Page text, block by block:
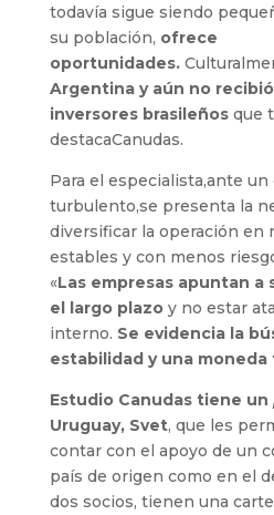
todavía sigue siendo
su población, ofrece
oportunidades.
Argentina y aún no
inversores brasileños que
destacaCanudas.
Para el especialista,ante
turbulento,se presenta la
diversificar la operación en
estables y con menos
«Las empresas apuntan a
el largo plazo y no estar
interno. Se evidencia la
estabilidad y una
Estudio Canudas tiene un
Uruguay,Svet, que les
contar con el apoyo de un
país de origen como en el
dos socios, tienen una